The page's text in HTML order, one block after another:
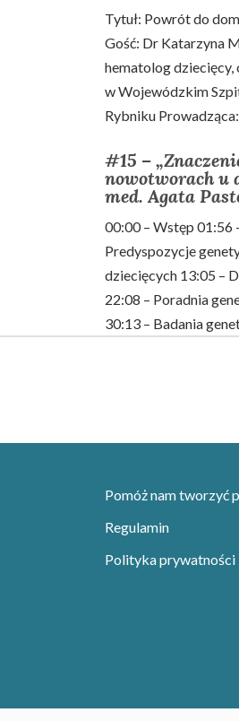
Tytuł: Powrót do
Gość: Dr Katarzyna
hematolog
w Wojewódzkim
Rybniku
#15 –
nowotworach u
med. Agata
00:00 – Wstęp 01:56
Predyspozycje
dziecięcych 13:05 –
22:08 – Poradnia
30:13 – Badania
Pomóż nam tworzyć
Regulamin
Polityka prywatności